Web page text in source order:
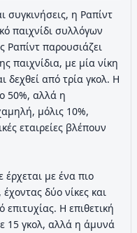
η Ραπίντ
παιχνίδι συλλόγων
Ραπίντ παρουσιάζει
παιχνίδια, με μία νίκη
δεχθεί από τρία γκολ. Η
50%, αλλά η
μόλις 10%,
εταιρείες βλέπουν
με ένα πιο
δύο νίκες και
Η επιθετική
15 γκολ, αλλά η άμυνά